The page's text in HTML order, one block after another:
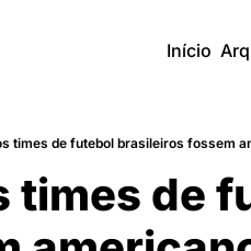
Início
times de futebol brasileiros fossem
times de